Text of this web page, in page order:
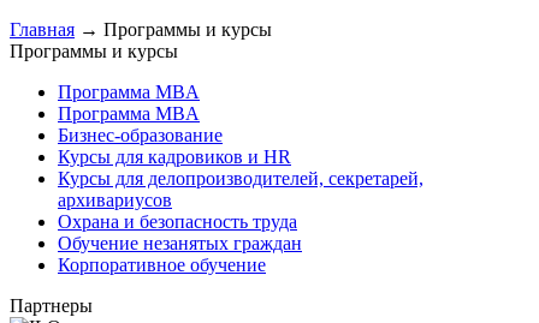
Главная → Программы и курсы
Программы и курсы
Программа MBA
Программа MBA
Бизнес-образование
Курсы для кадровиков и HR
Курсы для делопроизводителей, секретарей,
архивариусов
Охрана и безопасность труда
Обучение незанятых граждан
Корпоративное обучение
Партнеры